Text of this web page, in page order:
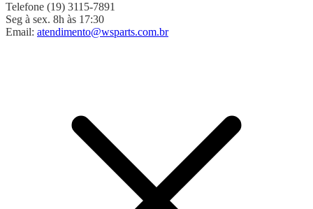
Telefone (19) 3115-7891
Seg à sex. 8h às 17:30
Email: atendimento@wsparts.com.br